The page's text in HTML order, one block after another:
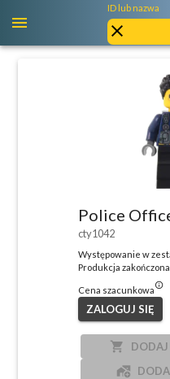
ID lub nazwa
Police
cty1042
Występowanie w
Produkcja zakończona
Cena szacunkowainfo_outlined
ZALOGUJ SIĘ
local_grocery_store
add_home_work